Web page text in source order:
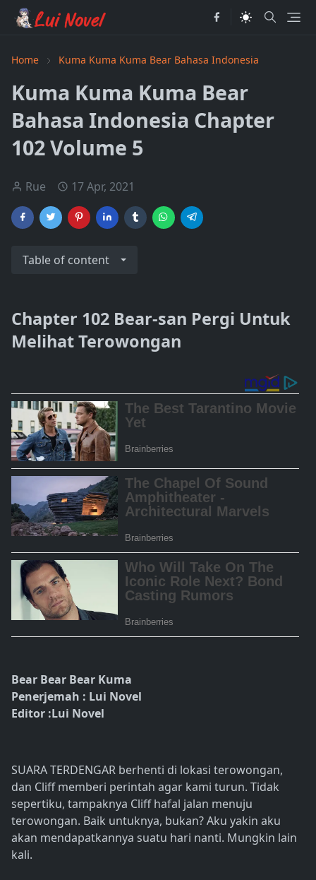
Home Kuma Kuma Kuma Bear Bahasa Indonesia
Kuma Kuma Kuma Bear
Bahasa Indonesia Chapter
102 Volume 5
Rue 17 Apr, 2021
Table of content
Chapter 102 Bear-san Pergi Untuk
Melihat Terowongan
Bear Bear Bear Kuma
Penerjemah : Lui Novel
Editor :Lui Novel
SUARA TERDENGAR berhenti di lokasi terowongan,
dan Cliff memberi perintah agar kami turun. Tidak
sepertiku, tampaknya Cliff hafal jalan menuju
terowongan. Baik untuknya, bukan? Aku yakin aku
akan mendapatkannya suatu hari nanti. Mungkin lain
kali.